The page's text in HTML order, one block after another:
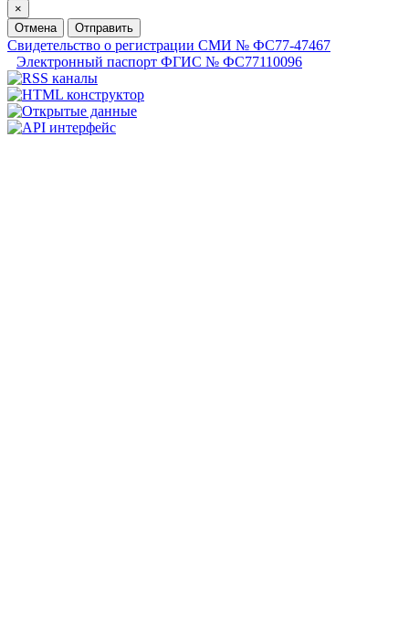
×
Отмена
Отправить
Свидетельство о регистрации СМИ № ФС77-47467
Электронный паспорт ФГИС № ФС77110096